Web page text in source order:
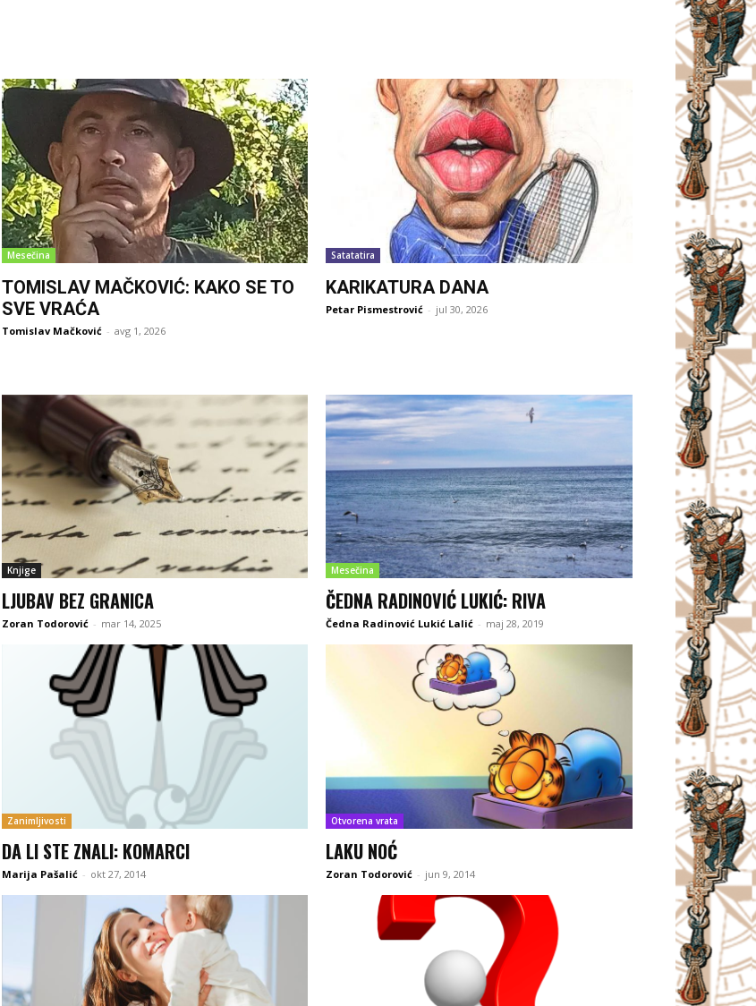
Mesečina
TOMISLAV MAČKOVIĆ: KAKO SE TO
SVE VRAĆA
Tomislav Mačković - avg 1, 2026
Satatatira
KARIKATURA DANA
Petar Pismestrović - jul 30, 2026
Knjige
LJUBAV BEZ GRANICA
Zoran Todorović - mar 14, 2025
Mesečina
ČEDNA RADINOVIĆ LUKIĆ: RIVA
Čedna Radinović Lukić Lalić - maj 28, 2019
Zanimljivosti
DA LI STE ZNALI: KOMARCI
Marija Pašalić - okt 27, 2014
Otvorena vrata
LAKU NOĆ
Zoran Todorović - jun 9, 2014